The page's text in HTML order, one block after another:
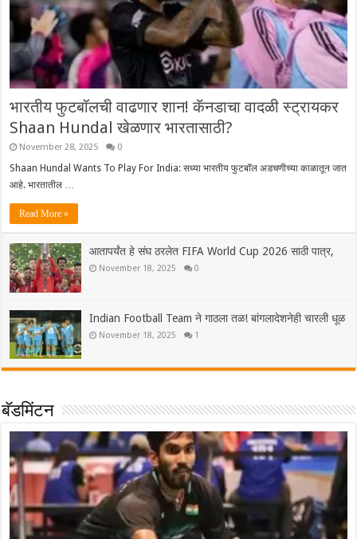
भारतीय फुटबॉलची वाढणार शान! कॅनडाचा वादळी स्ट्रायकर
Shaan Hundal खेळणार भारतासाठी?
November 28, 2025 0
Shaan Hundal Wants To Play For India: सध्या भारतीय फुटबॉल अडचणीच्या काळातून जात
आहे. भारतातील …
Read More »
आतापर्यंत हे संघ ठरलेत FIFA World Cup 2026 साठी पात्र,
November 18, 2025 0
Indian Football Team ने गाठला तळ! बांगलादेशनेही चारली धूळ
November 18, 2025 1
बॅडमिंटन